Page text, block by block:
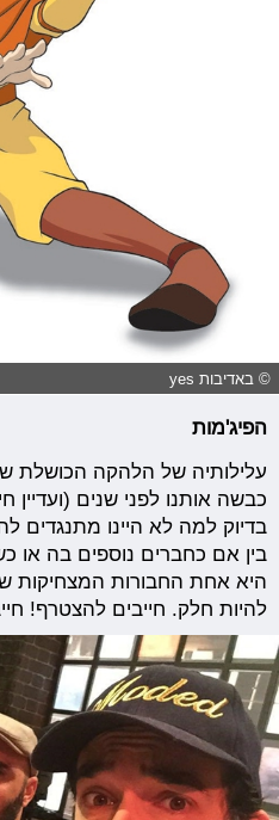
© באדיבות yes
הפיג'מות
עלילותיה של הלהקה הכושלת
כבשה אותנו לפני שנים (ועדיין
בדיוק למה לא היינו מתנגדים
בין אם כחברים נוספים בה או
היא אחת החבורות המצחיקות
להיות חלק. חייבים להצטרף!